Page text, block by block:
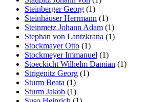
Steinberger Georg (1)
Steinhäuser Herrmann (1)
Steinmetz Johann Adam (1)
Stephan von Lantzkrana (1)
Stockmayer Otto (1)
Stockmeyer Immanuel (1)
Stoeckicht Wilhelm Damian (1)
Strigenitz Georg (1)
Sturm Beata (1)
Sturm Jakob (1)